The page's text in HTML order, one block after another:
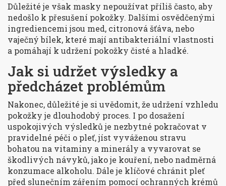
Důležité je však masky nepoužívat příliš často, aby
nedošlo k přesušení pokožky. Dalšími osvědčenými
ingrediencemi jsou med, citronová šťáva, nebo
vaječný bílek, které mají antibakteriální vlastnosti
a pomáhají k udržení pokožky čisté a hladké.
Jak si udržet výsledky a
předcházet problémům
Nakonec, důležité je si uvědomit, že udržení vzhledu
pokožky je dlouhodobý proces. I po dosažení
uspokojivých výsledků je nezbytné pokračovat v
pravidelné péči o pleť, jíst vyváženou stravu
bohatou na vitaminy a minerály a vyvarovat se
škodlivých návyků, jako je kouření, nebo nadměrná
konzumace alkoholu. Dále je klíčové chránit pleť
před slunečním zářením pomocí ochranných krémů